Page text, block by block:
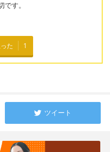
です。
た 1
ツイート